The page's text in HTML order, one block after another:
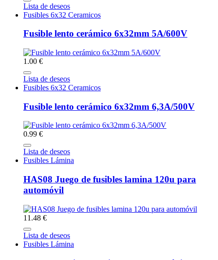
Lista de deseos
Fusibles 6x32 Ceramicos
Fusible lento cerámico 6x32mm 5A/600V
1.00 €
Lista de deseos
Fusibles 6x32 Ceramicos
Fusible lento cerámico 6x32mm 6,3A/500V
0.99 €
Lista de deseos
Fusibles Lámina
HAS08 Juego de fusibles lamina 120u para
automóvil
11.48 €
Lista de deseos
Fusibles Lámina